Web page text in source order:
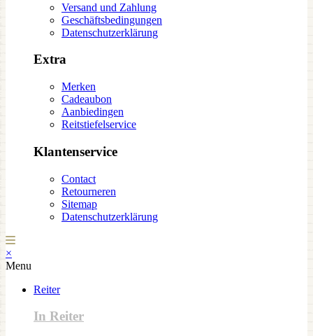
Versand und Zahlung
Geschäftsbedingungen
Datenschutzerklärung
Extra
Merken
Cadeaubon
Aanbiedingen
Reitstiefelservice
Klantenservice
Contact
Retourneren
Sitemap
Datenschutzerklärung
×
Menu
Reiter
In Reiter